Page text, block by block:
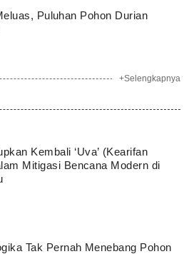
Puluhan Pohon Durian
+Selengkapnya
Kembali ‘Uva’ (Kearifan
Mitigasi Bencana Modern di
Tak Pernah Menebang Pohon